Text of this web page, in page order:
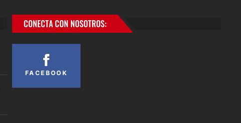
CONECTA CON NOSOTROS:
FACEBOOK